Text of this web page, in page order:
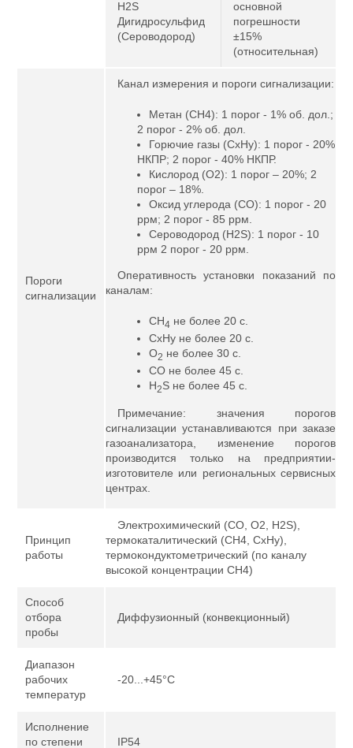
H2S
Дигидросульфид
(Сероводород)
основной
погрешности
±15%
(относительная)
Пороги
сигнализации
Канал измерения и пороги сигнализации:
Метан (CH4): 1 порог - 1% об. дол.;
2 порог - 2% об. дол.
Горючие газы (CxHy): 1 порог - 20%
НКПР; 2 порог - 40% НКПР.
Кислород (O2): 1 порог – 20%; 2
порог – 18%.
Оксид углерода (CO): 1 порог - 20
ррм; 2 порог - 85 ррм.
Сероводород (H2S): 1 порог - 10
ррм 2 порог - 20 ррм.
Оперативность установки показаний по
каналам:
CH4 не более 20 с.
CxHy не более 20 с.
O2 не более 30 с.
CO не более 45 с.
H2S не более 45 с.
Примечание: значения порогов
сигнализации устанавливаются при заказе
газоанализатора, изменение порогов
производится только на предприятии-
изготовителе или региональных сервисных
центрах.
Принцип
работы
Электрохимический (CО, О2, Н2S),
термокаталитический (СН4, СхНy),
термокондуктометрический (по каналу
высокой концентрации CH4)
Способ
отбора
пробы
Диффузионный (конвекционный)
Диапазон
рабочих
температур
-20...+45°С
Исполнение
по степени
IP54